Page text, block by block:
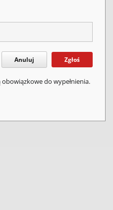
Anuluj Zgłoś
do wypełnienia.